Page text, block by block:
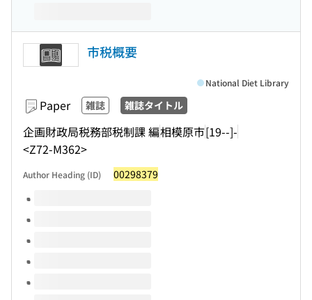
市税概要
Paper 雑誌 雑誌タイトル
企画財政局税務部税制課 編相模原市[19--]-
<Z72-M362>
National Diet Library
Author Heading (ID) 00298379
Volumes of this title